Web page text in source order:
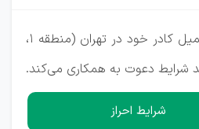
رستوران فودینو جهت تکمیل کادر خود در تهران (منطقه 1،
شرایط دعوت به همکاری می‌کند.
شرایط احراز